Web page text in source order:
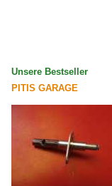
Unsere Bestseller
PITIS GARAGE